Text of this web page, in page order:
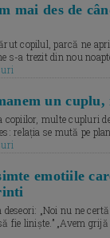
mai des de
copilul, parcă ne
s-a trezit din nou
un
copiilor, multe cupluri
relația se mută pe
emotiile
„Noi nu ne
fie liniște.” „Avem grijă